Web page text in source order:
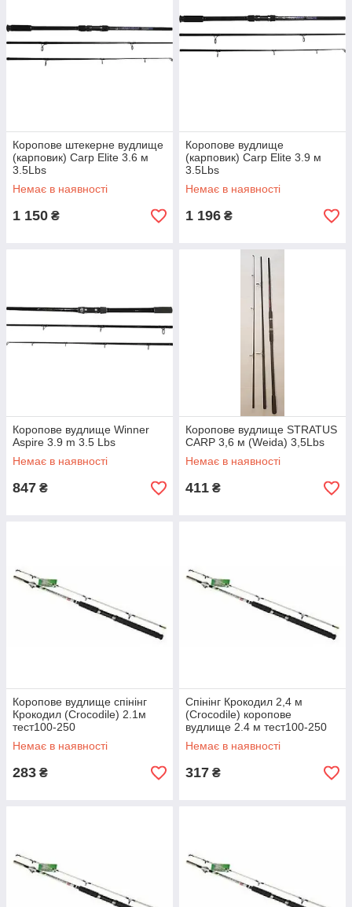
Коропове штекерне вудлище
(карповик) Carp Elite 3.6 м
3.5Lbs
Немає в наявності
1 150 ₴
Коропове вудлище
(карповик) Carp Elite 3.9 м
3.5Lbs
Немає в наявності
1 196 ₴
Коропове вудлище Winner
Aspire 3.9 m 3.5 Lbs
Немає в наявності
847 ₴
Коропове вудлище STRATUS
CARP 3,6 м (Weida) 3,5Lbs
Немає в наявності
411 ₴
Коропове вудлище спінінг
Крокодил (Crocodile) 2.1м
тест100-250
Немає в наявності
283 ₴
Спінінг Крокодил 2,4 м
(Crocodile) коропове
вудлище 2.4 м тест100-250
Немає в наявності
317 ₴